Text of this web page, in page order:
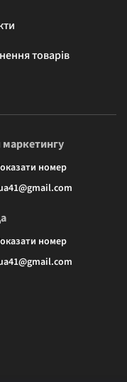
товарів
маркетингу
номер
номер